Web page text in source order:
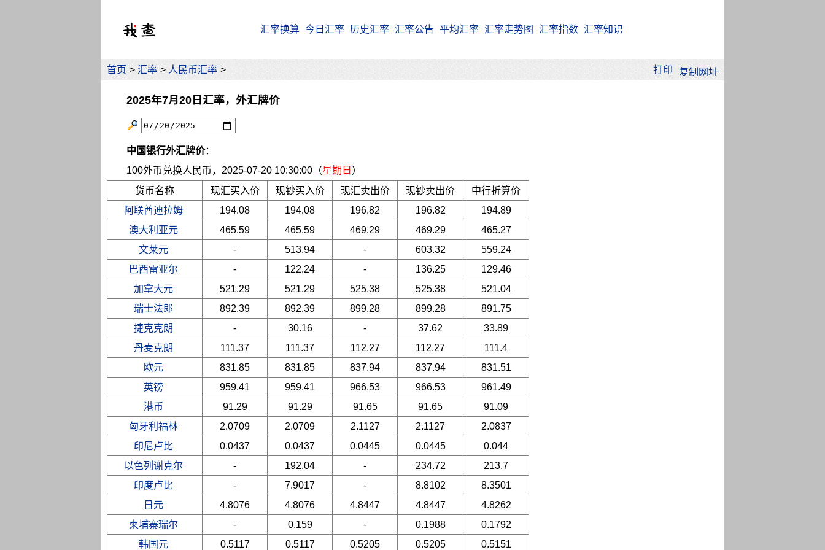
汇率换算 今日汇率 历史汇率 汇率公告 平均汇率 汇率走势图 汇率指数 汇率知识
首页 > 汇率 > 人民币汇率 > 打印
2025年7月20日汇率，外汇牌价
中国银行外汇牌价：
100外币兑换人民币，2025-07-20 10:30:00（星期日 ）
货币名称
现汇买入价 现钞买入价 现汇卖出价 现钞卖出价
中行折算价
阿联酋迪拉姆
194.08 194.08 196.82 196.82
194.89
澳大利亚元
465.59 465.59 469.29 469.29
465.27
文莱元
- 513.94 - 603.32
559.24
巴西雷亚尔
- 122.24 - 136.25
129.46
加拿大元
521.29 521.29 525.38 525.38
521.04
瑞士法郎
892.39 892.39 899.28 899.28
891.75
捷克克朗
- 30.16 - 37.62
33.89
丹麦克朗
111.37 111.37 112.27 112.27
111.4
欧元
831.85 831.85 837.94 837.94
831.51
英镑
959.41 959.41 966.53 966.53
961.49
港币
91.29 91.29 91.65 91.65
91.09
匈牙利福林
2.0709 2.0709 2.1127 2.1127
2.0837
印尼卢比
0.0437 0.0437 0.0445 0.0445
0.044
以色列谢克尔
- 192.04 - 234.72
213.7
印度卢比
- 7.9017 - 8.8102
8.3501
日元
4.8076 4.8076 4.8447 4.8447
4.8262
柬埔寨瑞尔
- 0.159 - 0.1988
0.1792
韩国元
0.5117 0.5117 0.5205 0.5205 0.5151